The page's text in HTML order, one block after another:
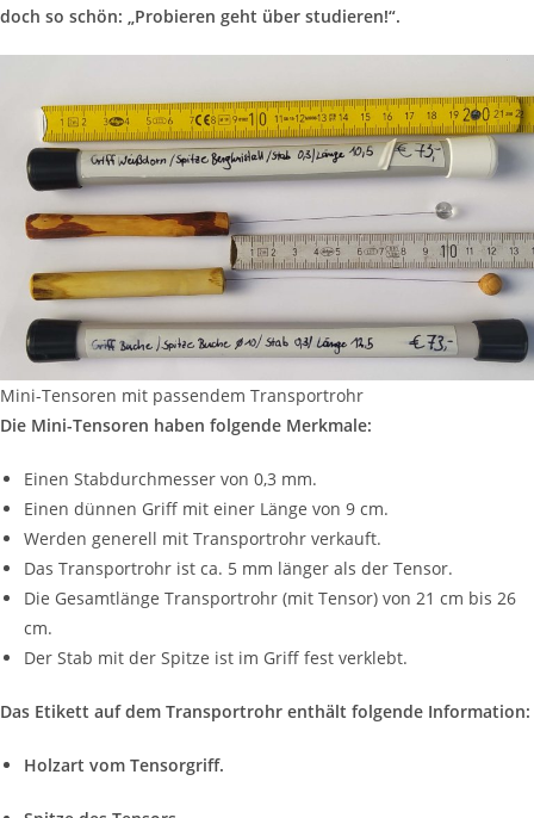
doch so schön: „Probieren geht über studieren!“.
Mini-Tensoren mit passendem Transportrohr
Die Mini-Tensoren haben folgende Merkmale:
Einen Stabdurchmesser von 0,3 mm.
Einen dünnen Griff mit einer Länge von 9 cm.
Werden generell mit Transportrohr verkauft.
Das Transportrohr ist ca. 5 mm länger als der Tensor.
Die Gesamtlänge Transportrohr (mit Tensor) von 21 cm bis 26
cm.
Der Stab mit der Spitze ist im Griff fest verklebt.
Das Etikett auf dem Transportrohr enthält folgende Information:
Holzart vom Tensorgriff.